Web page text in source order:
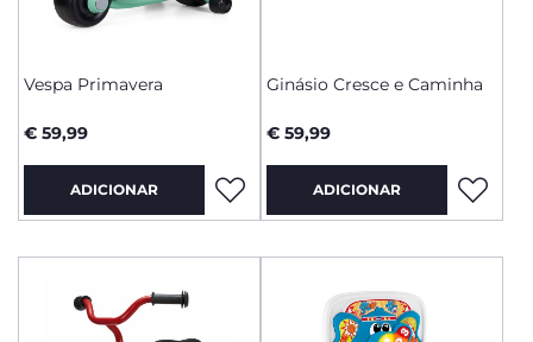
Vespa Primavera
€ 59,99
ADICIONAR
Ginásio Cresce e Caminha
€ 59,99
ADICIONAR